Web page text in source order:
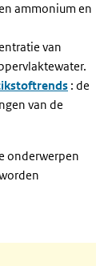
ammonium en
van
: de
van de
onderwerpen